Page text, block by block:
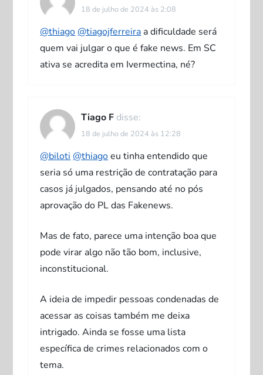
P
18 de julho de 2024 às 2:08
@thiago @tiagojferreira a dificuldade será
quem vai julgar o que é fake news. Em SC
ativa se acredita em Ivermectina, né?
Tiago F disse:
18 de julho de 2024 às 12:28
@biloti @thiagoeu tinha entendido que
seria só uma restrição de contratação para
casos já julgados, pensando até no pós
aprovação do PL das Fakenews.
Mas de fato, parece uma intenção boa que
pode virar algo não tão bom, inclusive,
inconstitucional.
A ideia de impedir pessoas condenadas de
acessar as coisas também me deixa
intrigado. Ainda se fosse uma lista
específica de crimes relacionados com o
tema.